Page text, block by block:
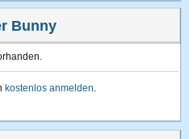
Bunny
kostenlos anmelden.